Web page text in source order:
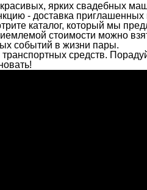
ярких свадебных
- доставка приглашенных
каталог, который мы
стоимости можно
событий в жизни пары.
средств.